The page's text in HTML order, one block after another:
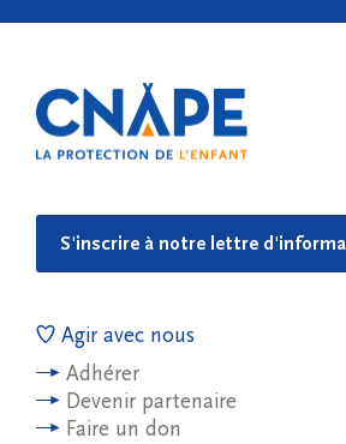
S'inscrire à notre lettre
Agir avec nous
Adhérer
Devenir partenaire
Faire un don